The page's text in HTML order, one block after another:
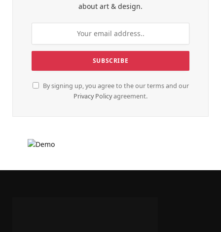
about art & design.
By signing up, you agree to the our terms and our
Privacy Policyagreement.